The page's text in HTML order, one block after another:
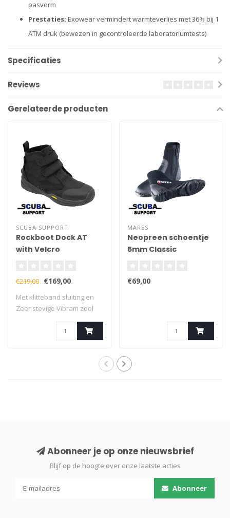
pasvorm
Prestaties: Exowear vermindert warmteverlies met 36% bij 1
ATM druk (bewezen in gecontroleerde laboratoriumtests)
Specificaties
Reviews
Gerelateerde producten
SCUBA SUPPORT
Rockboot Dock AT
with Velcro
€219,00 €169,00
Met klitteband sluiting en
Zeer stevige Vibram zool
MARES
Neopreen schoentje
5mm Classic
€69,00
Abonneer je op onze nieuwsbrief
Blijf op de hoogte over onze laatste acties
Abonneer